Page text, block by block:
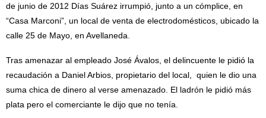
de junio de 2012 Días Suárez irrumpió, junto a un cómplice, en
“Casa Marconi”, un local de venta de electrodomésticos, ubicado la
calle 25 de Mayo, en Avellaneda.
Tras amenazar al empleado José Ávalos, el delincuente le pidió la
recaudación a Daniel Arbios, propietario del local, quien le dio una
suma chica de dinero al verse amenazado. El ladrón le pidió más
plata pero el comerciante le dijo que no tenía.